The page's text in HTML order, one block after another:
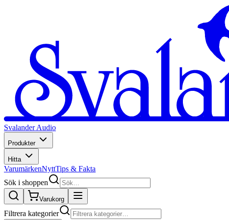
Svalander Audio
Produkter
Hitta
VarumärkenNyttTips & Fakta
Sök i shoppen
Varukorg
Filtrera kategorier